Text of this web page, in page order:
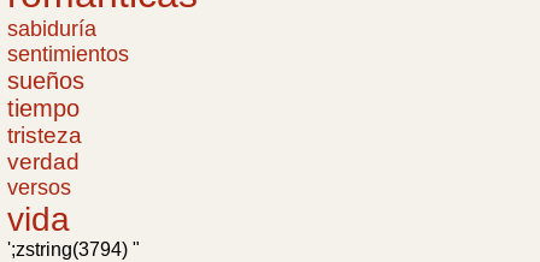
sabiduría
sentimientos
sueños
tiempo
tristeza
verdad
versos
vida
';zstring(3794) "